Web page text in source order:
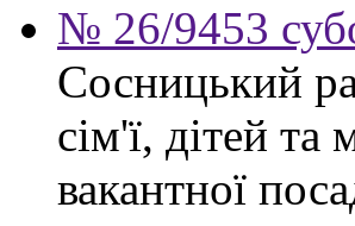
№ 26/9453
Сосницький
сім'ї, дітей
вакантної